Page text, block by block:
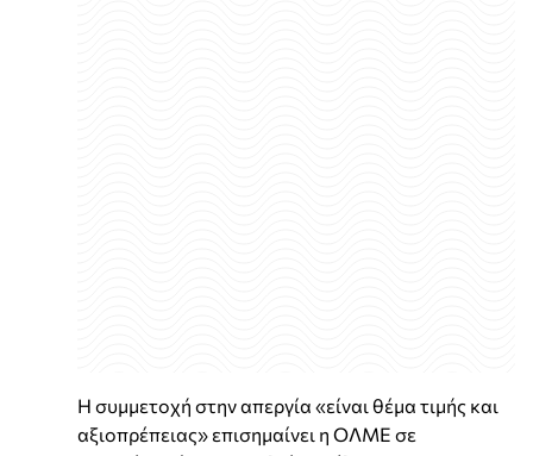
Η συμμετοχή στην απεργία «είναι θέμα τιμής και
αξιοπρέπειας» επισημαίνει η ΟΛΜΕ σε